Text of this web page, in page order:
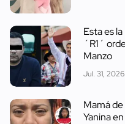
Esta es
´R1´
Manzo
Jul. 31, 2026
Mamá
Yanina